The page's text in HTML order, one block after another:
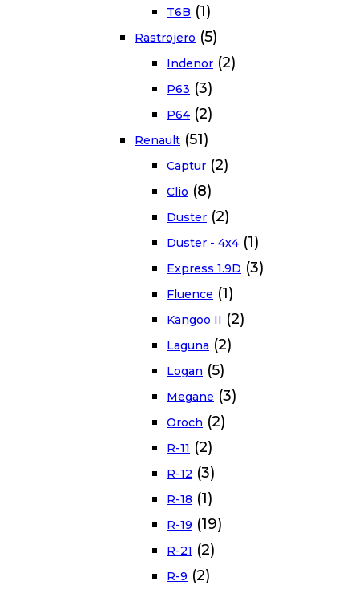
T6B (1)
Rastrojero (5)
Indenor (2)
P63 (3)
P64 (2)
Renault (51)
Captur (2)
Clio (8)
Duster (2)
Duster - 4x4 (1)
Express 1.9D (3)
Fluence (1)
Kangoo II (2)
Laguna (2)
Logan (5)
Megane (3)
Oroch (2)
R-11 (2)
R-12 (3)
R-18 (1)
R-19 (19)
R-21 (2)
R-9 (2)